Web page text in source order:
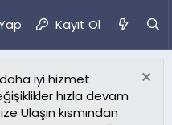
Kayıt Ol
iyi hizmet
hızla devam
Ulaşın kısmından